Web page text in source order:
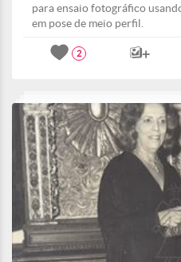
para ensaio fotográfico
em pose de meio perfil.
2